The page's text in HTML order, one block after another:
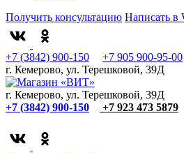
Получить консультацию Написать в
+7 (3842) 900-150
+7 905 900-95-00
г. Кемерово, ул. Терешковой, 39Д
г. Кемерово, ул. Терешковой, 39Д
+7 (3842) 900-150
+7 923 473 5879